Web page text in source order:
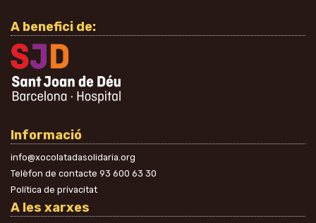
A benefici de:
Informació
info@xocolatadasolidaria.org
Telèfon de contacte 93 600 63 30
Política de privacitat
A les xarxes